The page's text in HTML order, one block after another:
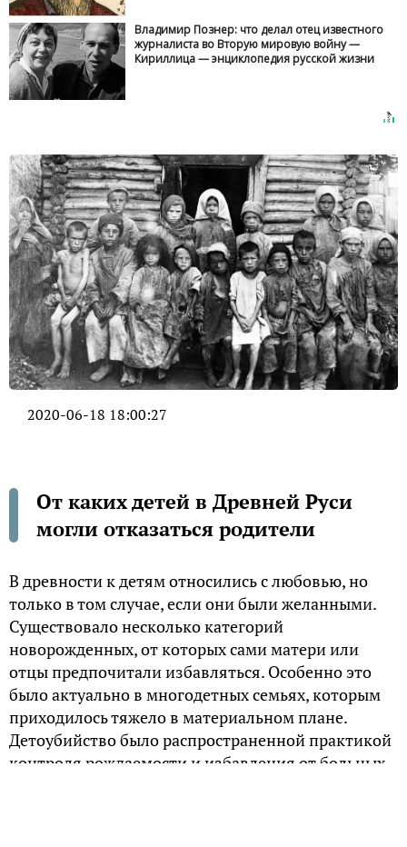
Владимир Познер: что делал отец известного
журналиста во Вторую мировую войну —
Кириллица — энциклопедия русской жизни
2020-06-18 18:00:27
От каких детей в Древней Руси
могли отказаться родители
В древности к детям относились с любовью, но
только в том случае, если они были желанными.
Существовало несколько категорий
новорожденных, от которых сами матери или
отцы предпочитали избавляться. Особенно это
было актуально в многодетных семьях, которым
приходилось тяжело в материальном плане.
Детоубийство было распространенной практикой
контроля рождаемости и избавления от больных.